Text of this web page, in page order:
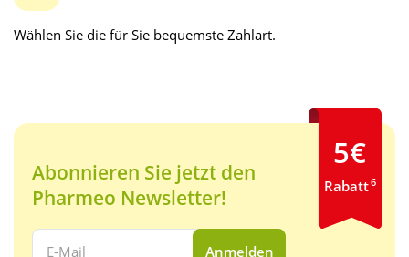
Wählen Sie die für Sie bequemste Zahlart.
Abonnieren Sie jetzt den
Pharmeo Newsletter!
Ihre E-Mail Adresse:
Anmelden
5€
Rabatt6